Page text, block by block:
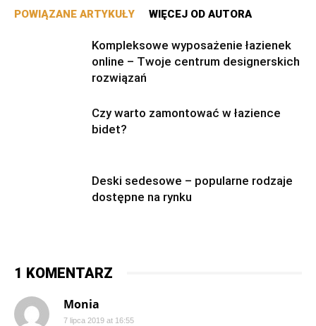
POWIĄZANE ARTYKUŁY WIĘCEJ OD AUTORA
Kompleksowe wyposażenie łazienek
online – Twoje centrum designerskich
rozwiązań
Czy warto zamontować w łazience
bidet?
Deski sedesowe – popularne rodzaje
dostępne na rynku
1 KOMENTARZ
Monia
7 lipca 2019 at 16:55